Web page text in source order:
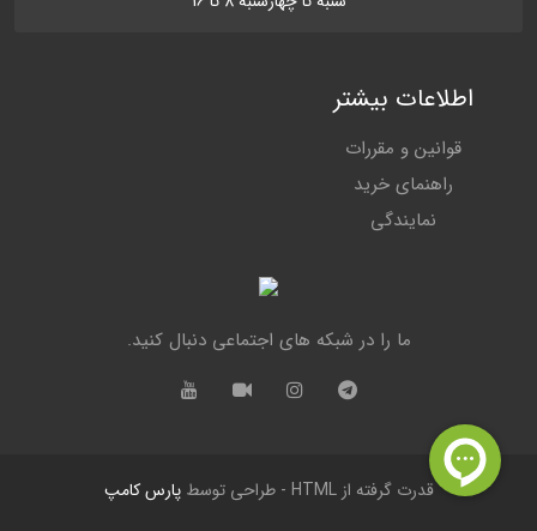
اطلاعات بیشتر
قوانین و مقررات
راهنمای خرید
نمایندگی
ما را در شبکه های اجتماعی دنبال کنید.
قدرت گرفته از HTML - طراحی توسط پارس کامپ